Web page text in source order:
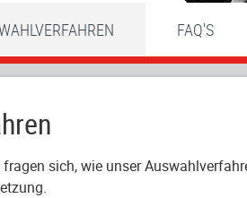
FAQ'S
sich, wie unser